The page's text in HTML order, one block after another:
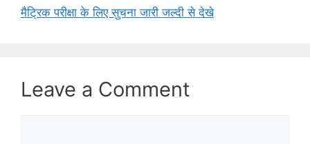
मैट्रिक परीक्षा के लिए सुचना जारी जल्दी से देखे
Leave a Comment